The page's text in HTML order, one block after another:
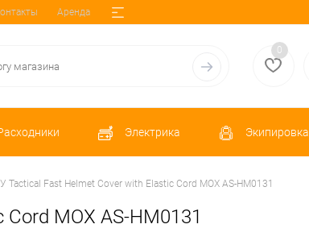
Аренда
0
Электрика Экипировка
Fast Helmet Cover with Elastic Cord МОХ AS-HM0131
МОХ AS-HM0131